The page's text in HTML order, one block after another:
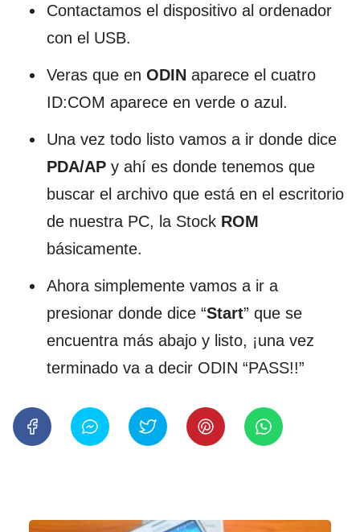
Contactamos el dispositivo al ordenador
con el USB.
Veras que en ODIN aparece el cuatro
ID:COM aparece en verde o azul.
Una vez todo listo vamos a ir donde dice
PDA/AP y ahí es donde tenemos que
buscar el archivo que está en el escritorio
de nuestra PC, la Stock ROM
básicamente.
Ahora simplemente vamos a ir a
presionar donde dice “Start” que se
encuentra más abajo y listo, ¡una vez
terminado va a decir ODIN “PASS!!”